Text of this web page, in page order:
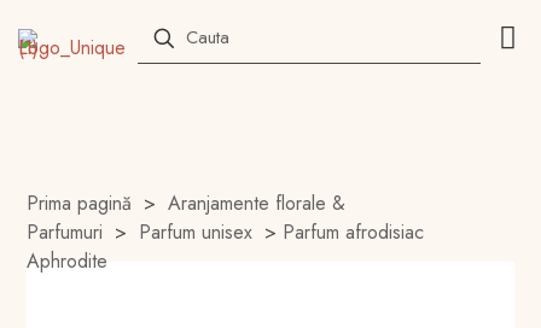
Prima pagină > Aranjamente florale &
Parfumuri > Parfum unisex > Parfum afrodisiac
Aphrodite